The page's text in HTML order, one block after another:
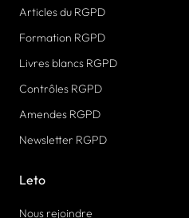
Articles du RGPD
Formation RGPD
Livres blancs RGPD
Contrôles RGPD
Amendes RGPD
Newsletter RGPD
Leto
Nous rejoindre